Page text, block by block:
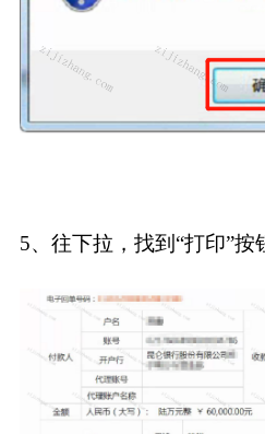
5、往下拉，找到“打印”按